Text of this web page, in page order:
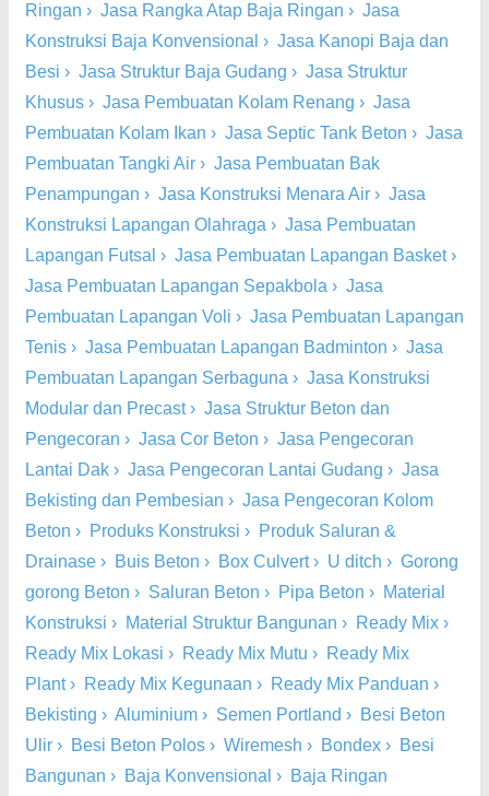
Ringan › Jasa Rangka Atap Baja Ringan › Jasa
Konstruksi Baja Konvensional › Jasa Kanopi Baja dan
Besi › Jasa Struktur Baja Gudang › Jasa Struktur
Khusus › Jasa Pembuatan Kolam Renang › Jasa
Pembuatan Kolam Ikan › Jasa Septic Tank Beton › Jasa
Pembuatan Tangki Air › Jasa Pembuatan Bak
Penampungan › Jasa Konstruksi Menara Air › Jasa
Konstruksi Lapangan Olahraga › Jasa Pembuatan
Lapangan Futsal › Jasa Pembuatan Lapangan Basket›
Jasa Pembuatan Lapangan Sepakbola › Jasa
Pembuatan Lapangan Voli › Jasa Pembuatan Lapangan
Tenis › Jasa Pembuatan Lapangan Badminton › Jasa
Pembuatan Lapangan Serbaguna › Jasa Konstruksi
Modular dan Precast› Jasa Struktur Beton dan
Pengecoran › Jasa Cor Beton › Jasa Pengecoran
Lantai Dak › Jasa Pengecoran Lantai Gudang › Jasa
Bekisting dan Pembesian › Jasa Pengecoran Kolom
Beton › Produks Konstruksi › Produk Saluran &
Drainase › Buis Beton › Box Culvert› U ditch › Gorong
gorong Beton › Saluran Beton › Pipa Beton › Material
Konstruksi › Material Struktur Bangunan › Ready Mix ›
Ready Mix Lokasi › Ready Mix Mutu › Ready Mix
Plant› Ready Mix Kegunaan › Ready Mix Panduan ›
Bekisting › Aluminium › Semen Portland › Besi Beton
Ulir › Besi Beton Polos › Wiremesh › Bondex › Besi
Bangunan › Baja Konvensional › Baja Ringan